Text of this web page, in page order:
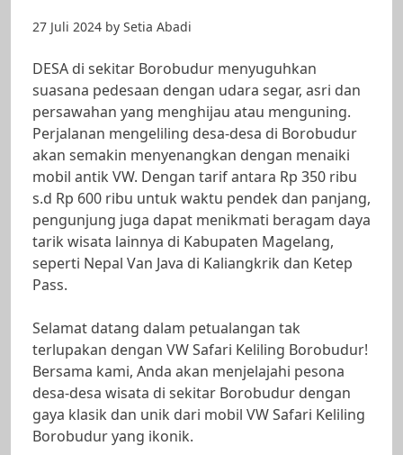
27 Juli 2024 by Setia Abadi
DESA di sekitar Borobudur menyuguhkan
suasana pedesaan dengan udara segar, asri dan
persawahan yang menghijau atau menguning.
Perjalanan mengeliling desa-desa di Borobudur
akan semakin menyenangkan dengan menaiki
mobil antik VW. Dengan tarif antara Rp 350 ribu
s.d Rp 600 ribu untuk waktu pendek dan panjang,
pengunjung juga dapat menikmati beragam daya
tarik wisata lainnya di Kabupaten Magelang,
seperti Nepal Van Java di Kaliangkrik dan Ketep
Pass.
Selamat datang dalam petualangan tak
terlupakan dengan VW Safari Keliling Borobudur!
Bersama kami, Anda akan menjelajahi pesona
desa-desa wisata di sekitar Borobudur dengan
gaya klasik dan unik dari mobil VW Safari Keliling
Borobudur yang ikonik.